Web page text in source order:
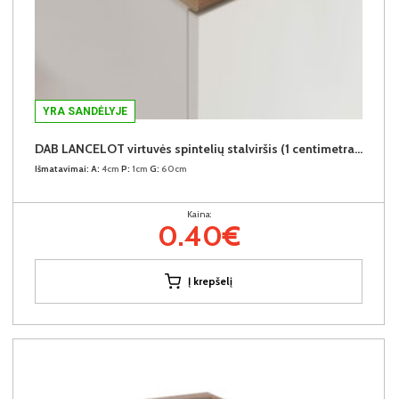
YRA SANDĖLYJE
DAB LANCELOT virtuvės spintelių stalviršis (1 centimetras) (Įvykdymo terminas iki 10d.d.)
Išmatavimai: A: 4cm P: 1cm G: 60cm
Kaina:
0.40€
Į krepšelį